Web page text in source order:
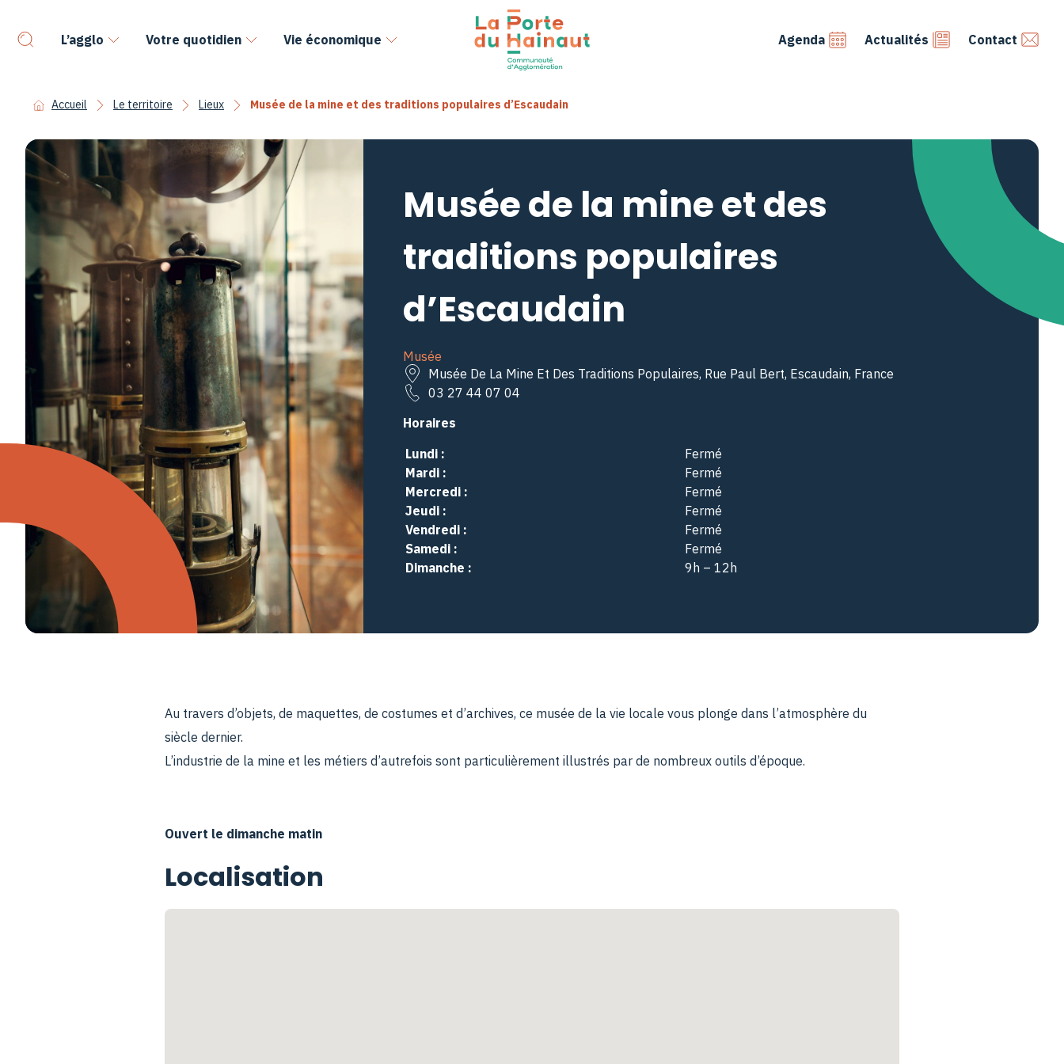
L’agglo Votre quotidien Vie économique Agenda Actualités Contact
Accueil Le territoire Lieux Musée de la mine et des traditions populaires d’Escaudain
Musée de la mine et des
traditions populaires
d’Escaudain
Musée
Musée De La Mine Et Des Traditions Populaires, Rue Paul Bert, Escaudain, France
03 27 44 07 04
Horaires
Lundi :
Fermé
Mardi :
Fermé
Mercredi :
Fermé
Jeudi :
Fermé
Vendredi :
Fermé
Samedi :
Fermé
Dimanche :
9h – 12h
Au travers d’objets, de maquettes, de costumes et d’archives, ce musée de la vie locale vous plonge dans l’atmosphère du
siècle dernier.
L’industrie de la mine et les métiers d’autrefois sont particulièrement illustrés par de nombreux outils d’époque.
Ouvert le dimanche matin
Localisation